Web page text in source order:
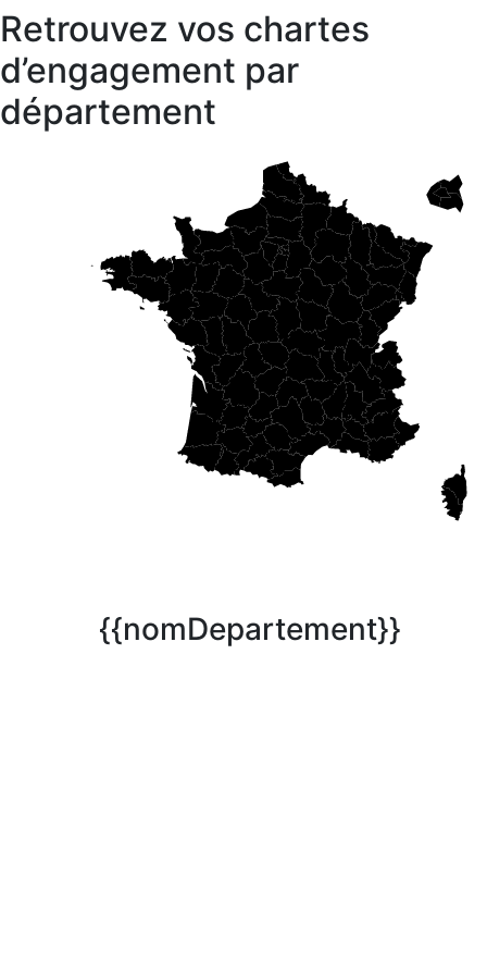
Retrouvez vos chartes
d’engagement par
département
{{nomDepartement}}